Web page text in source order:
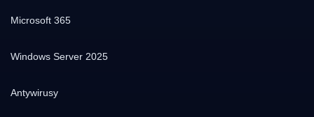
Microsoft 365
Windows Server 2025
Antywirusy